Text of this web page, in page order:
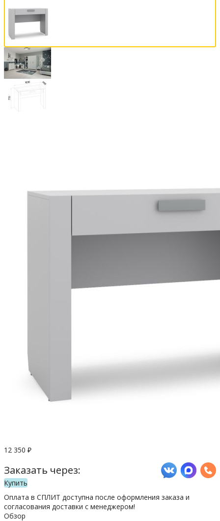
12 350 ₽
Заказать через:
Купить
Оплата в СПЛИТ доступна после оформления заказа и
согласования доставки с менеджером!
Обзор